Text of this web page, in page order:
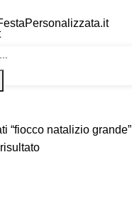
“fiocco natalizio grande”